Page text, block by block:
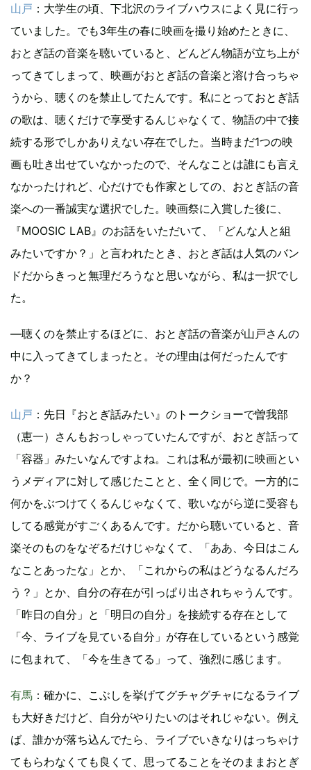
山戸 ：大学生の頃、下北沢のライブハウスによく見に行っ
ていました。でも3年生の春に映画を撮り始めたときに、
おとぎ話の音楽を聴いていると、どんどん物語が立ち上が
ってきてしまって、映画がおとぎ話の音楽と溶け合っちゃ
うから、聴くのを禁止してたんです。私にとっておとぎ話
の歌は、聴くだけで享受するんじゃなくて、物語の中で接
続する形でしかありえない存在でした。当時まだ1つの映
画も吐き出せていなかったので、そんなことは誰にも言え
なかったけれど、心だけでも作家としての、おとぎ話の音
楽への一番誠実な選択でした。映画祭に入賞した後に、
『MOOSIC LAB』のお話をいただいて、「どんな人と組
みたいですか？」と言われたとき、おとぎ話は人気のバン
ドだからきっと無理だろうなと思いながら、私は一択でし
た。
―聴くのを禁止するほどに、おとぎ話の音楽が山戸さんの
中に入ってきてしまったと。その理由は何だったんです
か？
山戸 ：先日『おとぎ話みたい』のトークショーで曽我部
（恵一）さんもおっしゃっていたんですが、おとぎ話って
「容器」みたいなんですよね。これは私が最初に映画とい
うメディアに対して感じたことと、全く同じで。一方的に
何かをぶつけてくるんじゃなくて、歌いながら逆に受容も
してる感覚がすごくあるんです。だから聴いていると、音
楽そのものをなぞるだけじゃなくて、「ああ、今日はこん
なことあったな」とか、「これからの私はどうなるんだろ
う？」とか、自分の存在が引っぱり出されちゃうんです。
「昨日の自分」と「明日の自分」を接続する存在として
「今、ライブを見ている自分」が存在しているという感覚
に包まれて、「今を生きてる」って、強烈に感じます。
有馬 ：確かに、こぶしを挙げてグチャグチャになるライブ
も大好きだけど、自分がやりたいのはそれじゃない。例え
ば、誰かが落ち込んでたら、ライブでいきなりはっちゃけ
てもらわなくても良くて、思ってることをそのままおとぎ